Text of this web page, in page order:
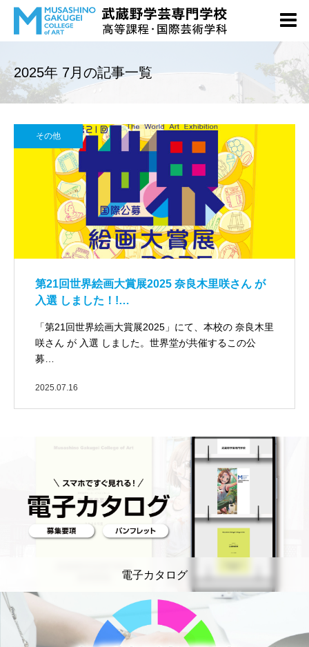
2025年 7月の記事一覧
その他
第21回世界絵画大賞展2025 奈良木里咲さん が
入選 しました！!…
「第21回世界絵画大賞展2025」にて、本校の 奈良木里
咲さん が 入選 しました。世界堂が共催するこの公
募…
2025.07.16
電子カタログ